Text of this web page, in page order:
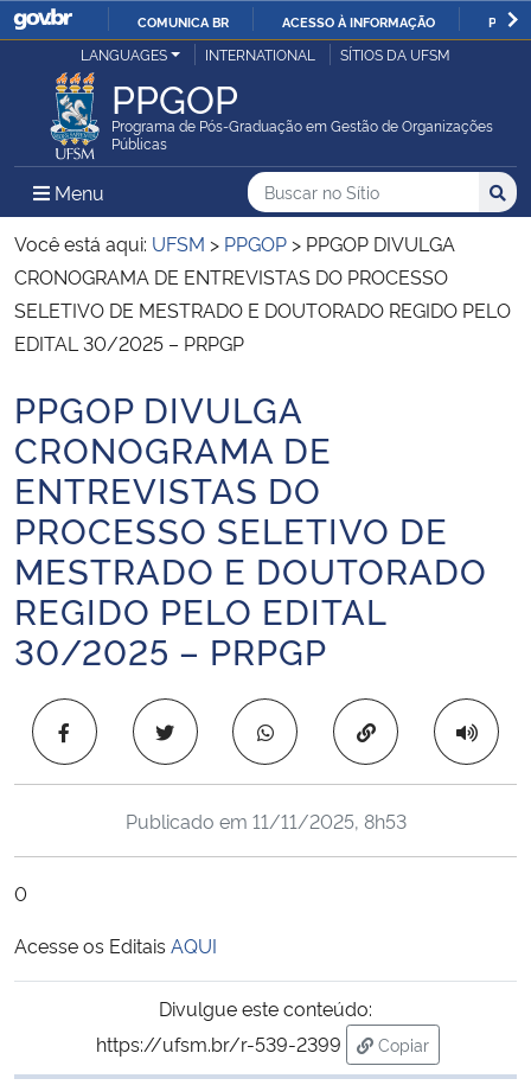
IR
O
COMUNICA BR ACESSO À INFORMAÇÃO
Ministério da Justiça e Segurança Pública
Ministério da Defesa
Ministério das Relações Exteriores
Ministério da Economia
Ministério da Agricultura, Pecuária e Abastecimento
Ministério da Educação
Ministério da Cidadania
Ministério da Saúde
Ministério da Ciência, Tecnologia, Inovações e Comunicações
Ministério da Mulher, da Família e dos Direitos Humanos
LANGUAGES INTERNATIONAL SÍTIOS DA UFSM
PPGOP
Programa de Pós-Graduação em Gestão de Organizações
Públicas
Menu Menu Principal do Sítio
Busca
Buscar no no Sítio
Busca:
Você está aqui: UFSM > PPGOP > PPGOP DIVULGA
CRONOGRAMA DE ENTREVISTAS DO PROCESSO
SELETIVO DE MESTRADO E DOUTORADO REGIDO PELO
EDITAL 30/2025 – PRPGP
Início do conteúdo
PPGOP DIVULGA
CRONOGRAMA DE
ENTREVISTAS DO
PROCESSO SELETIVO DE
MESTRADO E DOUTORADO
REGIDO PELO EDITAL
30/2025 – PRPGP
Copiar para área
Publicado em 11/11/2025, 8h53
0
Acesse os Editais AQUI
Divulgue este conteúdo:
https://ufsm.br/r-539-2399
Copiar
para área de